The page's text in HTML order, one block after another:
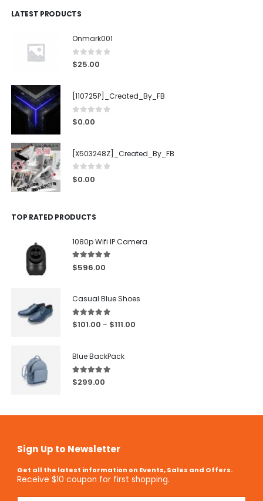
LATEST PRODUCTS
Onmark001
0out of 5
$25.00
[110725P]_Created_By_FB
0out of 5
$0.00
[X503248Z]_Created_By_FB
0 out of 5
$0.00
TOP RATED PRODUCTS
1080p Wifi IP Camera
5.00out of 5
$596.00
Casual Blue Shoes
5.00 out of 5
$101.00 – $111.00
Blue BackPack
5.00out of 5
$299.00
Sign Up to Newsletter
Get all the latest information on Events, Sales and Offers.
Receive $10 coupon for first shopping.